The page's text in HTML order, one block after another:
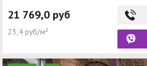
21 769,0 руб
23,4 руб/м²